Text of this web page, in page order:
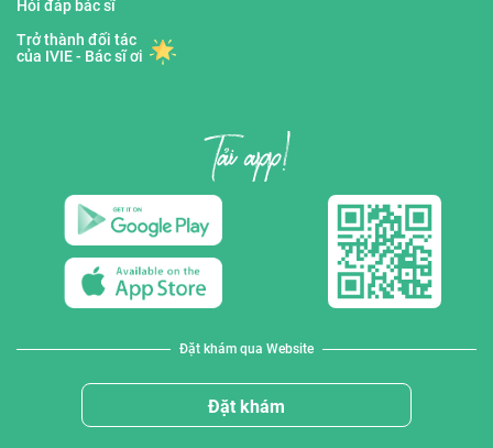
Hỏi đáp bác sĩ
Trở thành đối tác
của IVIE - Bác sĩ ơi
Đặt khám qua Website
Đặt khám